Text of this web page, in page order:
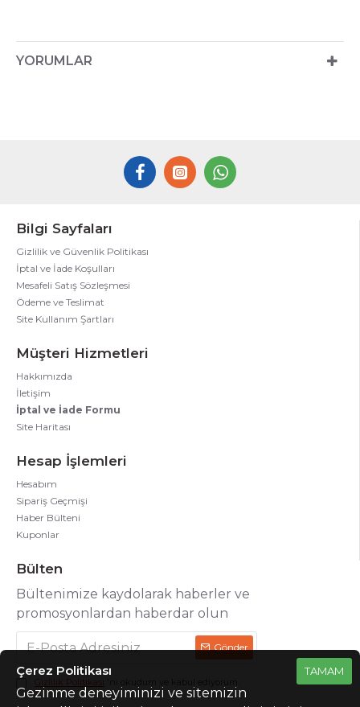
YORUMLAR
Bilgi Sayfaları
Gizlilik ve Güvenlik Politikası
İptal ve İade Koşulları
Mesafeli Satış Sözleşmesi
Ödeme ve Teslimat
Site Kullanım Şartları
Müşteri Hizmetleri
Hakkımızda
İletişim
İptal ve İade Formu
Site Haritası
Hesap İşlemleri
Hesabım
Sipariş Geçmişi
Haber Bülteni
Kuponlar
Bülten
Bültenimize kaydolarak haberler ve
promosyonlardan haberdar olun
Gönder
Gizlilik Politikası
TAMAM
Çerez Politikası
Gezinme deneyiminizi ve sitemizin